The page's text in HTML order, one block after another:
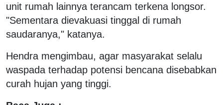
unit rumah lainnya terancam terkena longsor.
"Sementara dievakuasi tinggal di rumah
saudaranya," katanya.
Hendra mengimbau, agar masyarakat selalu
waspada terhadap potensi bencana disebabkan
curah hujan yang tinggi.